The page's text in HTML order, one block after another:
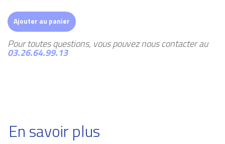
Ajouter au panier
Pour toutes questions, vous pouvez nous contacter au
03.26.64.99.13
En savoir plus